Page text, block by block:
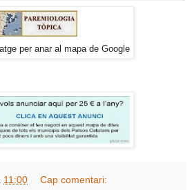
per anar al mapa de Google
11:00 Cap comentari: